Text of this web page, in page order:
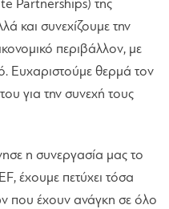
Partnerships) της
και συνεχίζουμε την
περιβάλλον, με
Ευχαριστούμε θερμά τον
για την συνεχή τους
η συνεργασία μας το
έχουμε πετύχει τόσα
που έχουν ανάγκη σε όλο